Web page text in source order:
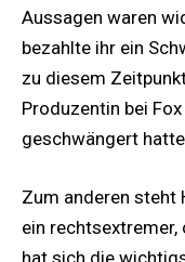
Aussagen waren
bezahlte ihr ein
zu diesem
Produzentin bei
geschwängert
Zum anderen steht
ein